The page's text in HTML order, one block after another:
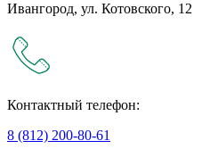
Ивангород, ул. Котовского, 12
Контактный телефон:
8 (812) 200-80-61